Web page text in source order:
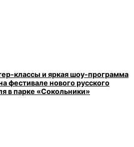
классы и яркая шоу-программа
фестивале нового русского
в парке «Сокольники»